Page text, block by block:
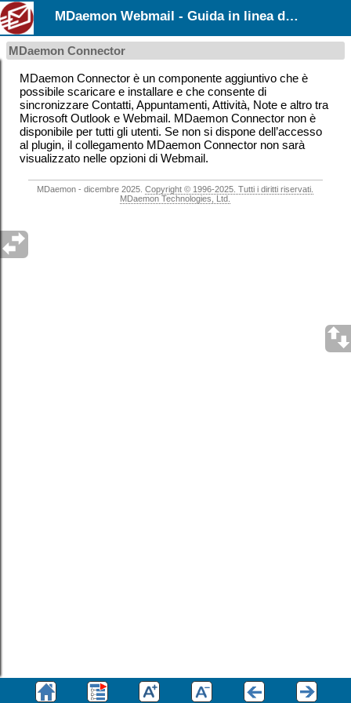
MDaemon Webmail - Guida in linea dell’utente
MDaemon Connector
MDaemon Connector è un componente aggiuntivo che è
possibile scaricare e installare e che consente di
sincronizzare Contatti, Appuntamenti, Attività, Note e altro tra
Microsoft Outlook e Webmail. MDaemon Connector non è
disponibile per tutti gli utenti. Se non si dispone dell’accesso
al plugin, il collegamento MDaemon Connector non sarà
visualizzato nelle opzioni di Webmail.
MDaemon - dicembre 2025.Copyright © 1996-2025. Tutti i diritti riservati.
MDaemon Technologies, Ltd.